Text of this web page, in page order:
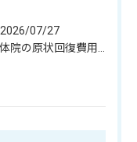
2026/07/27